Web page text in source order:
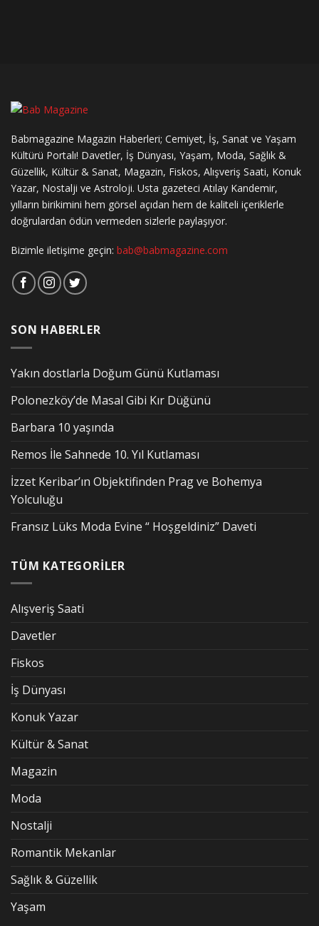
Babmagazine Magazin Haberleri; Cemiyet, İş, Sanat ve Yaşam
Kültürü Portalı! Davetler, İş Dünyası, Yaşam, Moda, Sağlık &
Güzellik, Kültür & Sanat, Magazin, Fiskos, Alışveriş Saati, Konuk
Yazar, Nostalji ve Astroloji. Usta gazeteci Atılay Kandemir,
yılların birikimini hem görsel açıdan hem de kaliteli içeriklerle
doğrulardan ödün vermeden sizlerle paylaşıyor.
Bizimle iletişime geçin: bab@babmagazine.com
SON HABERLER
Yakın dostlarla Doğum Günü Kutlaması
Polonezköy’de Masal Gibi Kır Düğünü
Barbara 10 yaşında
Remos İle Sahnede 10. Yıl Kutlaması
İzzet Keribar’ın Objektifinden Prag ve Bohemya
Yolculuğu
Fransız Lüks Moda Evine “ Hoşgeldiniz” Daveti
TÜM KATEGORİLER
Alışveriş Saati
Davetler
Fiskos
İş Dünyası
Konuk Yazar
Kültür & Sanat
Magazin
Moda
Nostalji
Romantik Mekanlar
Sağlık & Güzellik
Yaşam